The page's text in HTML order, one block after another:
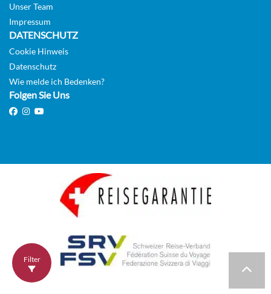
The Haven Familien Villa mit 2
Schlafzimmern und Balkon-[H6]
Suite
Balkon, Bug-[H7]
Suite
Filter
Unser Team
Impressum
DATENSCHUTZ
Cookie Hinweis
Datenschutz
Wie melde ich Bedenken?
Folgen Sie Uns